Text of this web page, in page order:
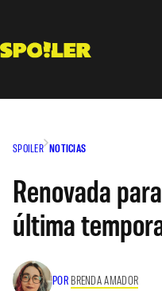
contenido
SPOILER NOTICIAS
Renovada
última
POR BRENDA AMADOR